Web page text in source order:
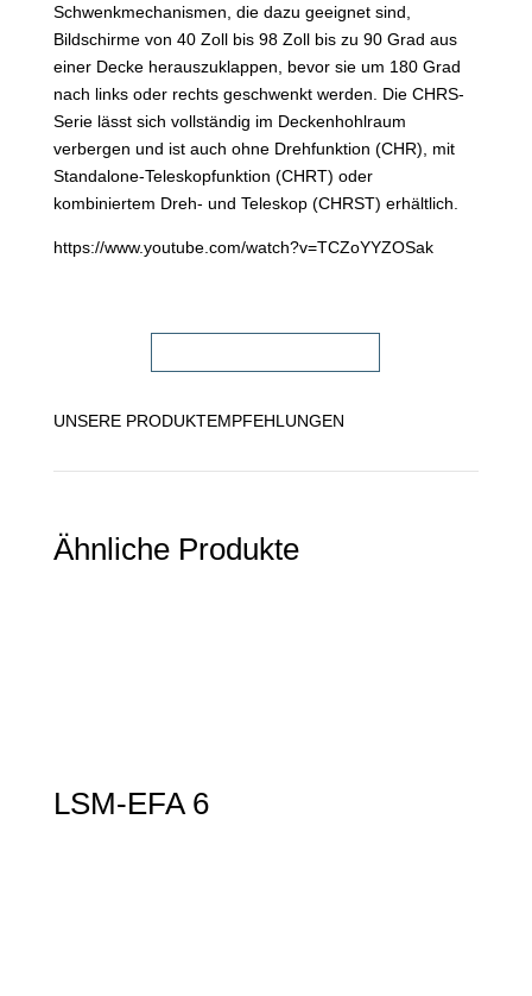
Schwenkmechanismen, die dazu geeignet sind,
Bildschirme von 40 Zoll bis 98 Zoll bis zu 90 Grad aus
einer Decke herauszuklappen, bevor sie um 180 Grad
nach links oder rechts geschwenkt werden. Die CHRS-
Serie lässt sich vollständig im Deckenhohlraum
verbergen und ist auch ohne Drehfunktion (CHR), mit
Standalone-Teleskopfunktion (CHRT) oder
kombiniertem Dreh- und Teleskop (CHRST) erhältlich.
https://www.youtube.com/watch?v=TCZoYYZOSak
UNSERE PRODUKTEMPFEHLUNGEN
Ähnliche Produkte
LSM-EFA 6